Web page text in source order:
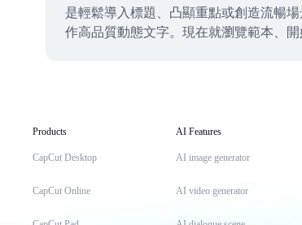
是輕鬆導入標題、凸顯重點或創造流暢
作高品質動態文字。現在就瀏覽範本、
Products
CapCut Desktop
CapCut Online
AI Features
AI image generator
AI video generator